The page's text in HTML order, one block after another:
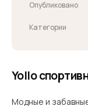
Опубликовано
Категории
Yollo
Модные и